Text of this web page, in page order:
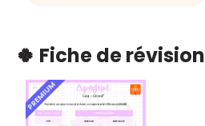
🍀 Fiche de révision
PREMIUM